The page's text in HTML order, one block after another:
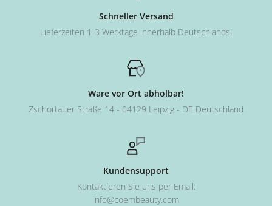
Schneller Versand
Lieferzeiten 1-3 Werktage innerhalb Deutschlands!
Ware vor Ort abholbar!
Zschortauer Straße 14 - 04129 Leipzig - DE Deutschland
Kundensupport
Kontaktieren Sie uns per Email:
info@coembeauty.com